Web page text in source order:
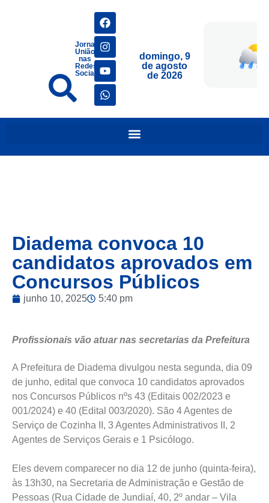
Jornais
União
nas
Redes
Sociais
domingo, 9
de agosto
de 2026
Diadema convoca 10
candidatos aprovados em
Concursos Públicos
junho 10, 2025 5:40 pm
Profissionais vão atuar nas secretarias da Prefeitura
A Prefeitura de Diadema divulgou nesta segunda, dia 09
de junho, edital que convoca 10 candidatos aprovados
nos Concursos Públicos nºs 43 (Editais 002/2023 e
001/2024) e 40 (Edital 003/2020). São 4 Agentes de
Serviço de Cozinha II, 3 Agentes Administrativos II, 2
Agentes de Serviços Gerais e 1 Psicólogo.
Eles devem comparecer no dia 12 de junho (quinta-feira),
às 13h30, na Secretaria de Administração e Gestão de
Pessoas (Rua Cidade de Jundiaí, 40, 2º andar – Vila